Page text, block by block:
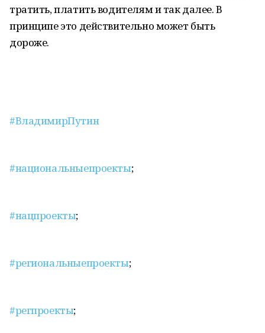
тратить, платить водителям и так далее. В
принципе это действительно может быть
дороже.
#ВладимирПутин
#национальныепроекты;
#нацпроекты;
#региональныепроекты;
#регпроекты;